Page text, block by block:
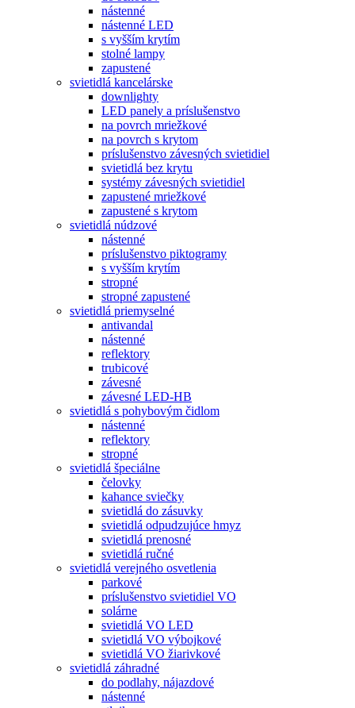
nástenné
nástenné LED
s vyšším krytím
stolné lampy
zapustené
svietidlá kancelárske
downlighty
LED panely a príslušenstvo
na povrch mriežkové
na povrch s krytom
príslušenstvo závesných svietidiel
svietidlá bez krytu
systémy závesných svietidiel
zapustené mriežkové
zapustené s krytom
svietidlá núdzové
nástenné
príslušenstvo piktogramy
s vyšším krytím
stropné
stropné zapustené
svietidlá priemyselné
antivandal
nástenné
reflektory
trubicové
závesné
závesné LED-HB
svietidlá s pohybovým čidlom
nástenné
reflektory
stropné
svietidlá špeciálne
čelovky
kahance sviečky
svietidlá do zásuvky
svietidlá odpudzujúce hmyz
svietidlá prenosné
svietidlá ručné
svietidlá verejného osvetlenia
parkové
príslušenstvo svietidiel VO
solárne
svietidlá VO LED
svietidlá VO výbojkové
svietidlá VO žiarivkové
svietidlá záhradné
do podlahy, nájazdové
nástenné